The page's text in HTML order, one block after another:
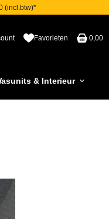
(incl.btw)*
Favorieten 0,00
& Interieur